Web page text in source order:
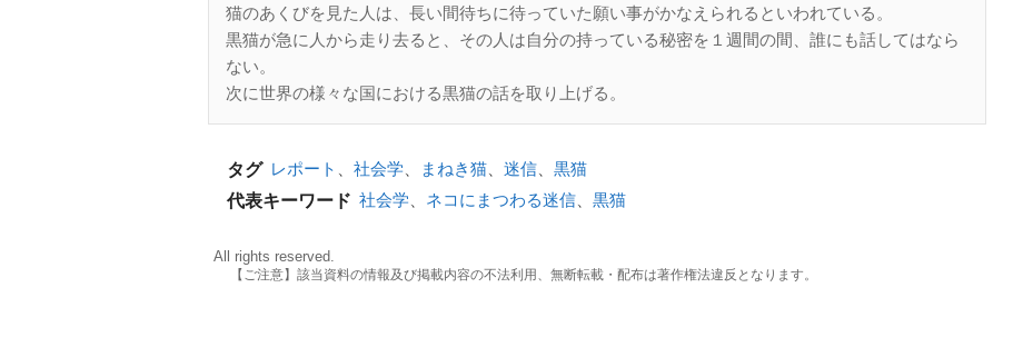
猫のあくびを見た人は、長い間待ちに待っていた願い事がかなえられるといわれている。
黒猫が急に人から走り去ると、その人は自分の持っている秘密を１週間の間、誰にも話してはなら
ない。
次に世界の様々な国における黒猫の話を取り上げる。
タグ レポート 社会学 まねき猫 迷信
黒猫
代表キーワード 社会学 ネコにまつわる迷信 黒猫
All rights reserved.
【ご注意】該当資料の情報及び掲載内容の不法利用、無断転載・配布は著作権法違反となります。